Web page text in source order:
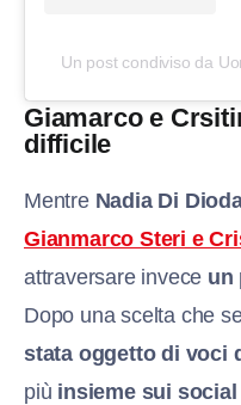
Un post condiviso da
Giamarco e
difficile
Mentre Nadia Di
Gianmarco Steri e
attraversare invece un
Dopo una scelta che
stata oggetto di voci
più insieme sui social